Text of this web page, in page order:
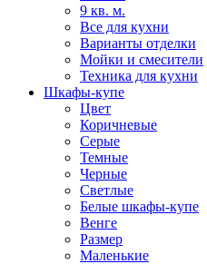
9 кв. м.
Все для кухни
Варианты отделки
Мойки и смесители
Техника для кухни
Шкафы-купе
Цвет
Коричневые
Серые
Темные
Черные
Светлые
Белые шкафы-купе
Венге
Размер
Маленькие